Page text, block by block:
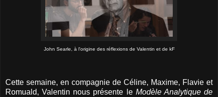
John Searle, à l'origine des réflexions de Valentin et de kF
Cette semaine, en compagnie de Céline, Maxime, Flavie et
Romuald, Valentin nous présente le Modèle Analytique de